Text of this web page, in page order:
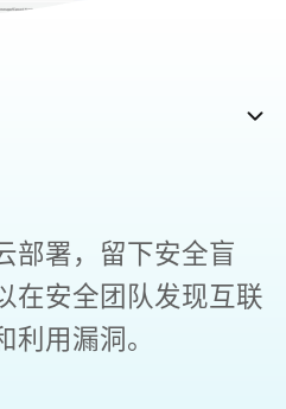
部署，留下安全盲
在安全团队发现互联
利用漏洞。